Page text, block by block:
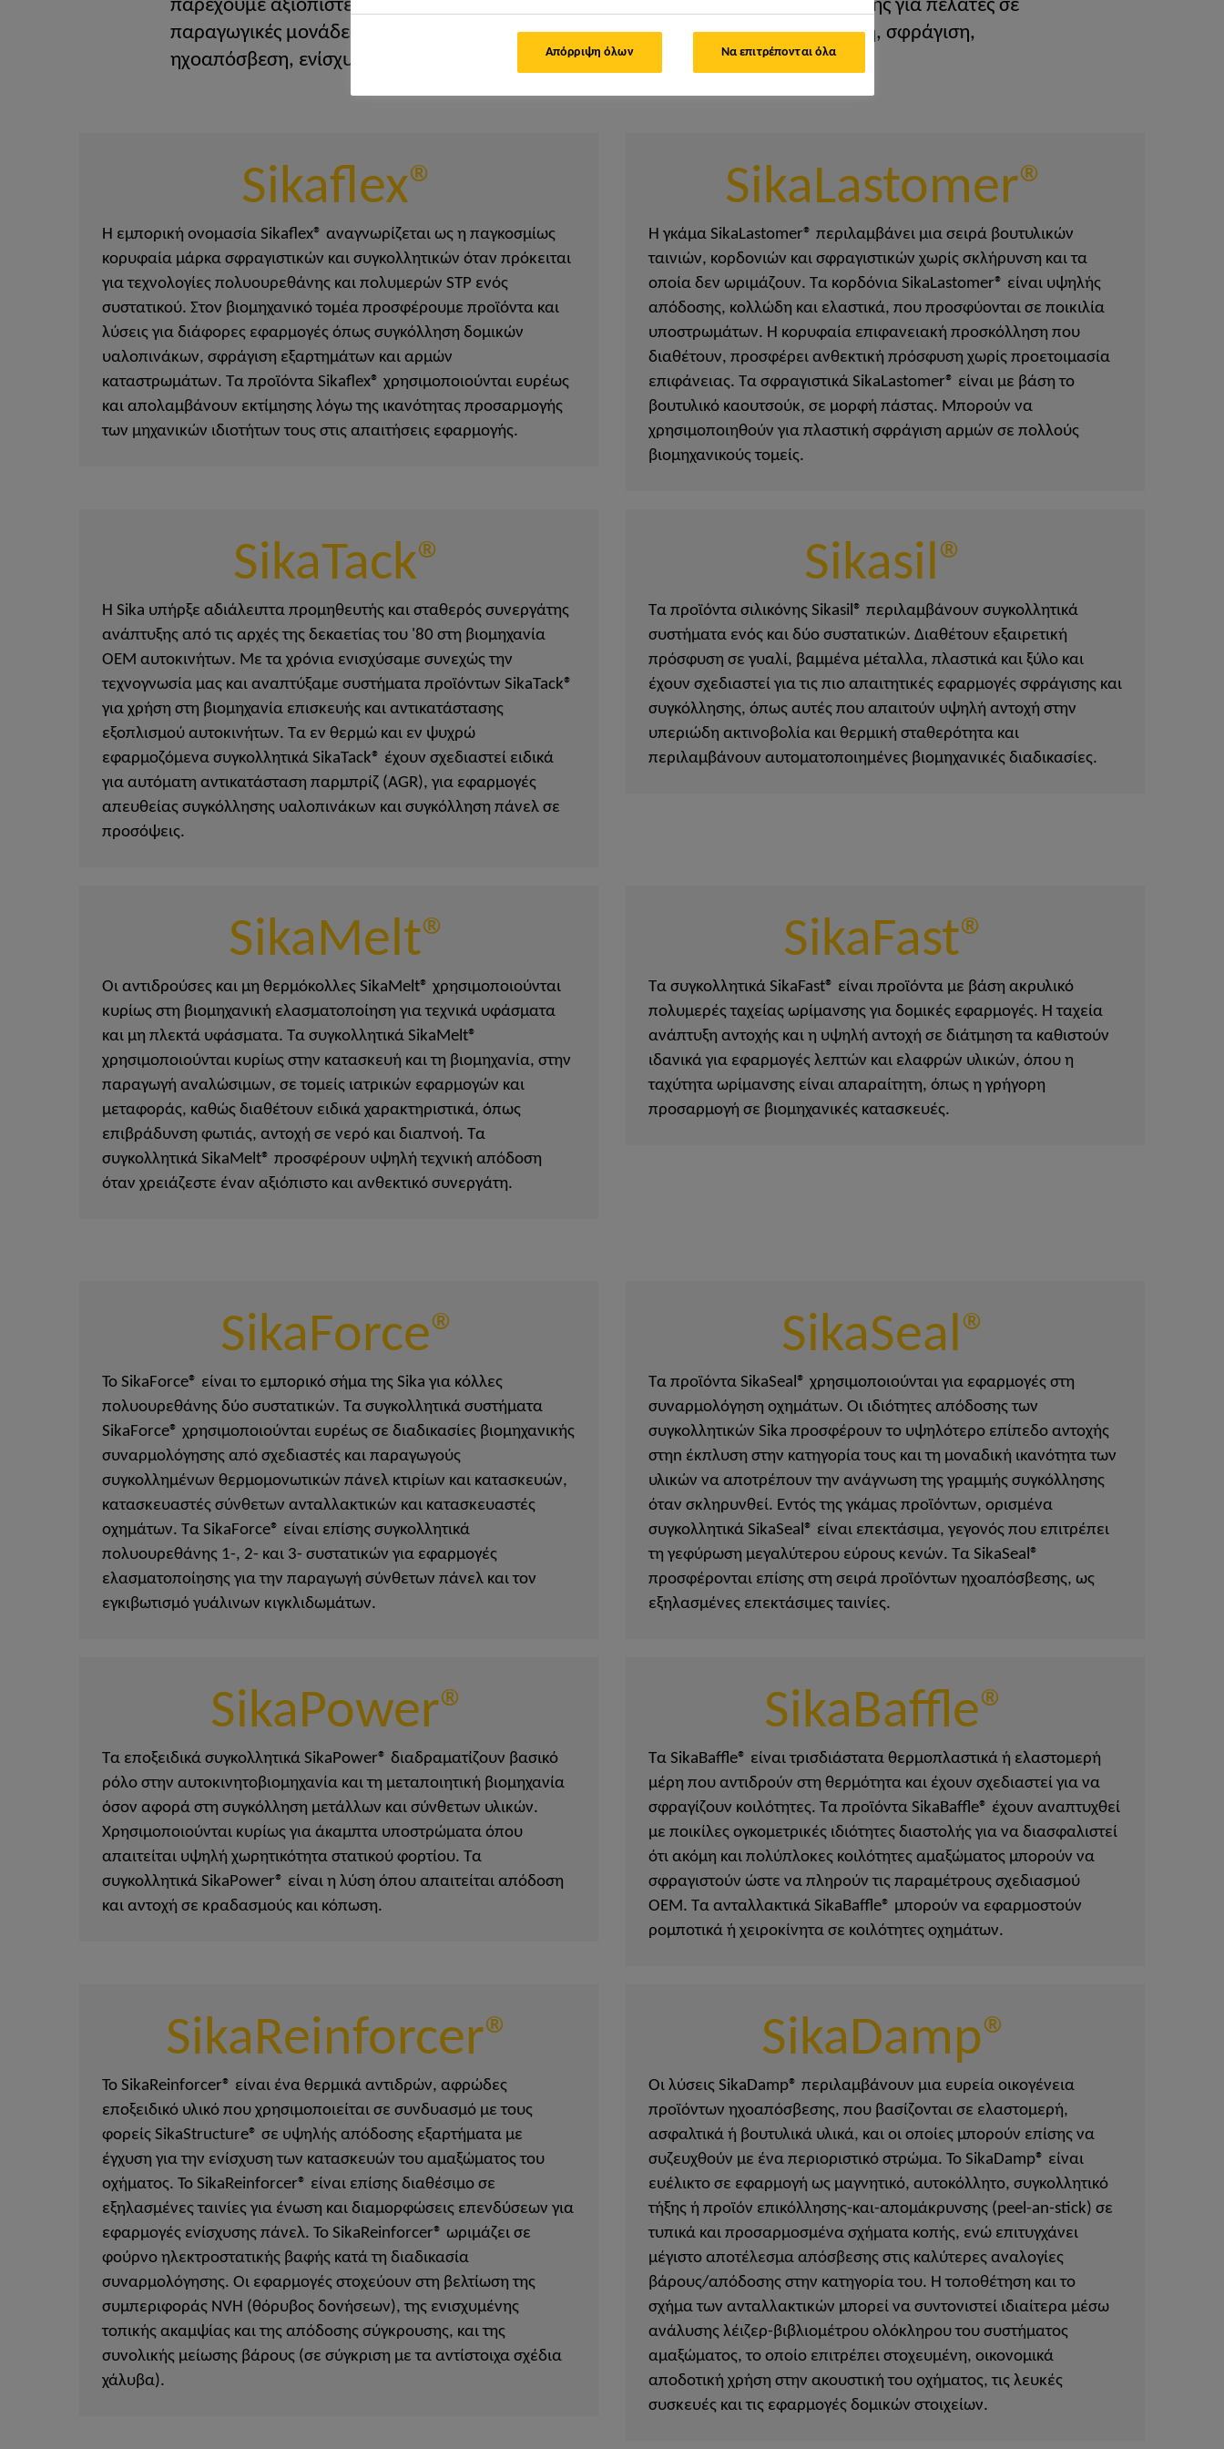
παρέχουμε αξιόπιστες, καινοτόμες και ανθεκτικές λύσεις σφράγισης και συγκόλλησης για πελάτες σε
παραγωγικές μονάδες. Ανακαλύψτε τις κορυφαίες τεχνολογίες μας στη συγκόλληση, σφράγιση,
ηχοαπόσβεση, ενίσχυση και προστασία.
Sikaflex®
Η εμπορική ονομασία Sikaflex® αναγνωρίζεται ως η παγκοσμίως
κορυφαία μάρκα σφραγιστικών και συγκολλητικών όταν πρόκειται
για τεχνολογίες πολυουρεθάνης και πολυμερών STP ενός
συστατικού. Στον βιομηχανικό τομέα προσφέρουμε προϊόντα και
λύσεις για διάφορες εφαρμογές όπως συγκόλληση δομικών
υαλοπινάκων, σφράγιση εξαρτημάτων και αρμών
καταστρωμάτων. Τα προϊόντα Sikaflex® χρησιμοποιούνται ευρέως
και απολαμβάνουν εκτίμησης λόγω της ικανότητας προσαρμογής
των μηχανικών ιδιοτήτων τους στις απαιτήσεις εφαρμογής.
SikaLastomer®
Η γκάμα SikaLastomer® περιλαμβάνει μια σειρά βουτυλικών
ταινιών, κορδονιών και σφραγιστικών χωρίς σκλήρυνση και τα
οποία δεν ωριμάζουν. Τα κορδόνια SikaLastomer® είναι υψηλής
απόδοσης, κολλώδη και ελαστικά, που προσφύονται σε ποικιλία
υποστρωμάτων. Η κορυφαία επιφανειακή προσκόλληση που
διαθέτουν, προσφέρει ανθεκτική πρόσφυση χωρίς προετοιμασία
επιφάνειας. Τα σφραγιστικά SikaLastomer® είναι με βάση το
βουτυλικό καουτσούκ, σε μορφή πάστας. Μπορούν να
χρησιμοποιηθούν για πλαστική σφράγιση αρμών σε πολλούς
βιομηχανικούς τομείς.
SikaTack®
Η Sika υπήρξε αδιάλειπτα προμηθευτής και σταθερός συνεργάτης
ανάπτυξης από τις αρχές της δεκαετίας του '80 στη βιομηχανία
OEM αυτοκινήτων. Με τα χρόνια ενισχύσαμε συνεχώς την
τεχνογνωσία μας και αναπτύξαμε συστήματα προϊόντων SikaTack®
για χρήση στη βιομηχανία επισκευής και αντικατάστασης
εξοπλισμού αυτοκινήτων. Τα εν θερμώ και εν ψυχρώ
εφαρμοζόμενα συγκολλητικά SikaTack® έχουν σχεδιαστεί ειδικά
για αυτόματη αντικατάσταση παρμπρίζ (AGR), για εφαρμογές
απευθείας συγκόλλησης υαλοπινάκων και συγκόλληση πάνελ σε
προσόψεις.
Sikasil®
Τα προϊόντα σιλικόνης Sikasil® περιλαμβάνουν συγκολλητικά
συστήματα ενός και δύο συστατικών. Διαθέτουν εξαιρετική
πρόσφυση σε γυαλί, βαμμένα μέταλλα, πλαστικά και ξύλο και
έχουν σχεδιαστεί για τις πιο απαιτητικές εφαρμογές σφράγισης και
συγκόλλησης, όπως αυτές που απαιτούν υψηλή αντοχή στην
υπεριώδη ακτινοβολία και θερμική σταθερότητα και
περιλαμβάνουν αυτοματοποιημένες βιομηχανικές διαδικασίες.
SikaMelt®
Οι αντιδρούσες και μη θερμόκολλες SikaMelt® χρησιμοποιούνται
κυρίως στη βιομηχανική ελασματοποίηση για τεχνικά υφάσματα
και μη πλεκτά υφάσματα. Τα συγκολλητικά SikaMelt®
χρησιμοποιούνται κυρίως στην κατασκευή και τη βιομηχανία, στην
παραγωγή αναλώσιμων, σε τομείς ιατρικών εφαρμογών και
μεταφοράς, καθώς διαθέτουν ειδικά χαρακτηριστικά, όπως
επιβράδυνση φωτιάς, αντοχή σε νερό και διαπνοή. Τα
συγκολλητικά SikaMelt® προσφέρουν υψηλή τεχνική απόδοση
όταν χρειάζεστε έναν αξιόπιστο και ανθεκτικό συνεργάτη.
SikaFast®
Τα συγκολλητικά SikaFast® είναι προϊόντα με βάση ακρυλικό
πολυμερές ταχείας ωρίμανσης για δομικές εφαρμογές. Η ταχεία
ανάπτυξη αντοχής και η υψηλή αντοχή σε διάτμηση τα καθιστούν
ιδανικά για εφαρμογές λεπτών και ελαφρών υλικών, όπου η
ταχύτητα ωρίμανσης είναι απαραίτητη, όπως η γρήγορη
προσαρμογή σε βιομηχανικές κατασκευές.
SikaForce®
Το SikaForce® είναι το εμπορικό σήμα της Sika για κόλλες
πολυουρεθάνης δύο συστατικών. Τα συγκολλητικά συστήματα
SikaForce® χρησιμοποιούνται ευρέως σε διαδικασίες βιομηχανικής
συναρμολόγησης από σχεδιαστές και παραγωγούς
συγκολλημένων θερμομονωτικών πάνελ κτιρίων και κατασκευών,
κατασκευαστές σύνθετων ανταλλακτικών και κατασκευαστές
οχημάτων. Τα SikaForce® είναι επίσης συγκολλητικά
πολυουρεθάνης 1-, 2- και 3- συστατικών για εφαρμογές
ελασματοποίησης για την παραγωγή σύνθετων πάνελ και τον
εγκιβωτισμό γυάλινων κιγκλιδωμάτων.
SikaSeal®
Τα προϊόντα SikaSeal® χρησιμοποιούνται για εφαρμογές στη
συναρμολόγηση οχημάτων. Οι ιδιότητες απόδοσης των
συγκολλητικών Sika προσφέρουν το υψηλότερο επίπεδο αντοχής
στηn έκπλυση στην κατηγορία τους και τη μοναδική ικανότητα των
υλικών να αποτρέπουν την ανάγνωση της γραμμής συγκόλλησης
όταν σκληρυνθεί. Εντός της γκάμας προϊόντων, ορισμένα
συγκολλητικά SikaSeal® είναι επεκτάσιμα, γεγονός που επιτρέπει
τη γεφύρωση μεγαλύτερου εύρους κενών. Τα SikaSeal®
προσφέρονται επίσης στη σειρά προϊόντων ηχοαπόσβεσης, ως
εξηλασμένες επεκτάσιμες ταινίες.
SikaPower®
Τα εποξειδικά συγκολλητικά SikaPower® διαδραματίζουν βασικό
ρόλο στην αυτοκινητοβιομηχανία και τη μεταποιητική βιομηχανία
όσον αφορά στη συγκόλληση μετάλλων και σύνθετων υλικών.
Χρησιμοποιούνται κυρίως για άκαμπτα υποστρώματα όπου
απαιτείται υψηλή χωρητικότητα στατικού φορτίου. Τα
συγκολλητικά SikaPower® είναι η λύση όπου απαιτείται απόδοση
και αντοχή σε κραδασμούς και κόπωση.
SikaBaffle®
Τα SikaBaffle® είναι τρισδιάστατα θερμοπλαστικά ή ελαστομερή
μέρη που αντιδρούν στη θερμότητα και έχουν σχεδιαστεί για να
σφραγίζουν κοιλότητες. Τα προϊόντα SikaBaffle® έχουν αναπτυχθεί
με ποικίλες ογκομετρικές ιδιότητες διαστολής για να διασφαλιστεί
ότι ακόμη και πολύπλοκες κοιλότητες αμαξώματος μπορούν να
σφραγιστούν ώστε να πληρούν τις παραμέτρους σχεδιασμού
OEM. Τα ανταλλακτικά SikaBaffle® μπορούν να εφαρμοστούν
ρομποτικά ή χειροκίνητα σε κοιλότητες οχημάτων.
SikaReinforcer®
Το SikaReinforcer® είναι ένα θερμικά αντιδρών, αφρώδες
εποξειδικό υλικό που χρησιμοποιείται σε συνδυασμό με τους
φορείς SikaStructure® σε υψηλής απόδοσης εξαρτήματα με
έγχυση για την ενίσχυση των κατασκευών του αμαξώματος του
οχήματος. Το SikaReinforcer® είναι επίσης διαθέσιμο σε
εξηλασμένες ταινίες για ένωση και διαμορφώσεις επενδύσεων για
εφαρμογές ενίσχυσης πάνελ. Το SikaReinforcer® ωριμάζει σε
φούρνο ηλεκτροστατικής βαφής κατά τη διαδικασία
συναρμολόγησης. Οι εφαρμογές στοχεύουν στη βελτίωση της
συμπεριφοράς NVH (θόρυβος δονήσεων), της ενισχυμένης
τοπικής ακαμψίας και της απόδοσης σύγκρουσης, και της
συνολικής μείωσης βάρους (σε σύγκριση με τα αντίστοιχα σχέδια
χάλυβα).
SikaDamp®
Οι λύσεις SikaDamp® περιλαμβάνουν μια ευρεία οικογένεια
προϊόντων ηχοαπόσβεσης, που βασίζονται σε ελαστομερή,
ασφαλτικά ή βουτυλικά υλικά, και οι οποίες μπορούν επίσης να
συζευχθούν με ένα περιοριστικό στρώμα. Το SikaDamp® είναι
ευέλικτο σε εφαρμογή ως μαγνητικό, αυτοκόλλητο, συγκολλητικό
τήξης ή προϊόν επικόλλησης-και-απομάκρυνσης (peel-an-stick) σε
τυπικά και προσαρμοσμένα σχήματα κοπής, ενώ επιτυγχάνει
μέγιστο αποτέλεσμα απόσβεσης στις καλύτερες αναλογίες
βάρους/απόδοσης στην κατηγορία του. Η τοποθέτηση και το
σχήμα των ανταλλακτικών μπορεί να συντονιστεί ιδιαίτερα μέσω
ανάλυσης λέιζερ-βιβλιομέτρου ολόκληρου του συστήματος
αμαξώματος, το οποίο επιτρέπει στοχευμένη, οικονομικά
αποδοτική χρήση στην ακουστική του οχήματος, τις λευκές
συσκευές και τις εφαρμογές δομικών στοιχείων.
Απόρριψη όλων Να επιτρέπονται όλα